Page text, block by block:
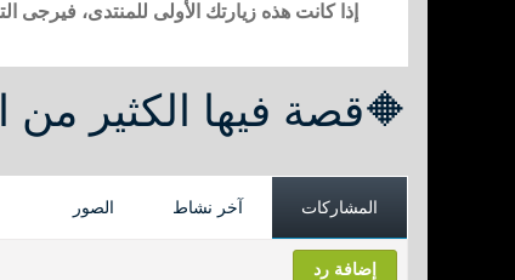
إذا كانت هذه زيارتك الأولى للمنتدى، فيرجى
🔶قصة فيها الكثير من
المشاركات آخر نشاط الصور
إضافة رد